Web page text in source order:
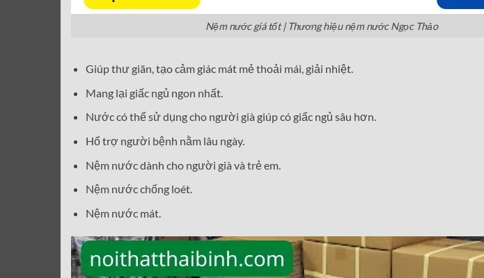
Nệm nước giá tốt | Thương hiệu nệm nước Ngọc Thảo
Giúp thư giãn, tạo cảm giác mát mẻ thoải mái, giải nhiệt.
Mang lại giấc ngủ ngon nhất.
Nước có thể sử dụng cho người già giúp có giấc ngủ sâu hơn.
Hổ trợ người bệnh nằm lâu ngày.
Nệm nướcdành cho người già và trẻ em.
Nệm nướcchống loét.
Nệm nướcmát.